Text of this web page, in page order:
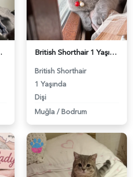
British Shorthair 1 Yaşında Eş Arıyor - 118984662
British Shorthair
1 Yaşında
Dişi
Muğla / Bodrum